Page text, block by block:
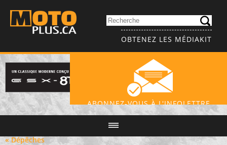
OBTENEZ LES MÉDIAKIT
ABONNEZ-VOUS À L'INFOLETTRE
« Dépêches